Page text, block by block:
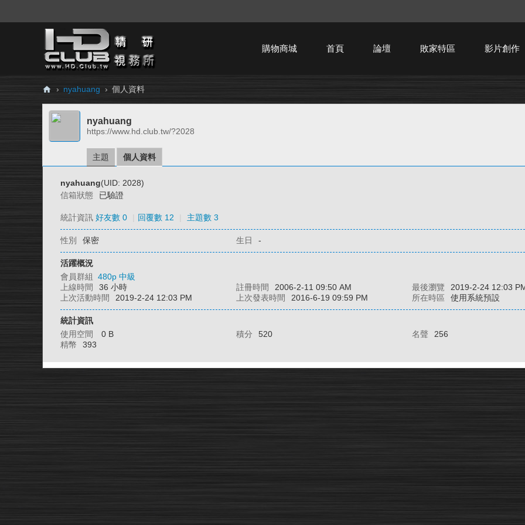
購物商城 首頁 論壇 敗家特區 影片創作
H
Cl
› nyahuang › 個人資料
nyahuang
https://www.hd.club.tw/?2028
主題 個人資料
nyahuang(UID: 2028)
信箱狀態
已驗證
統計資訊 好友數 0 回覆數 12 主題數 3
性別 保密 生日 -
活躍概況
會員群組 480p 中級
上線時間
36 小時 註冊時間 2006-2-11 09:50 AM 最後瀏覽
2019-2-24 12:03
上次活動時間
2019-2-24 12:03 PM 上次發表時間 2016-6-19 09:59 PM 所在時區 使用系統預設
統計資訊
使用空間
0 B 積分 520 名聲
256
精幣
393